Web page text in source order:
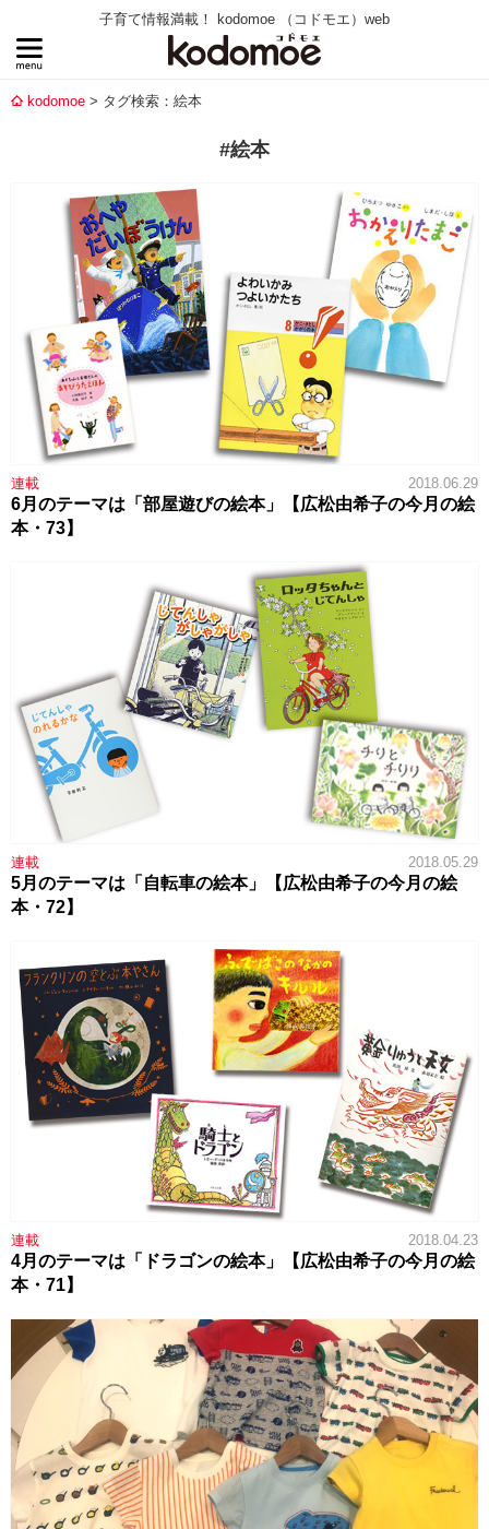
子育て情報満載！ kodomoe （コドモエ）web
kodomoe タグ検索：絵本
#絵本
連載 2018.06.29
6月のテーマは「部屋遊びの絵本」【広松由希子の今月の絵
本・73】
連載 2018.05.29
5月のテーマは「自転車の絵本」【広松由希子の今月の絵
本・72】
連載 2018.04.23
4月のテーマは「ドラゴンの絵本」【広松由希子の今月の絵
本・71】